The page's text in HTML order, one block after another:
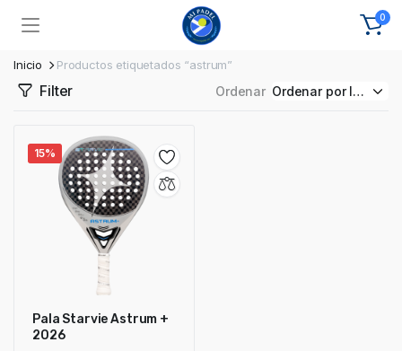
0
Inicio Productos etiquetados “astrum”
Filter Ordenar
15%
Pala Starvie Astrum +
2026